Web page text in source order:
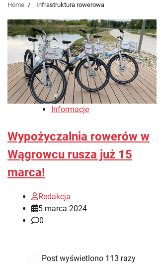
Home Infrastruktura rowerowa
Informacje
Wypożyczalnia rowerów w
Wągrowcu rusza już 15
marca!
Redakcja
5 marca 2024
0
Post wyświetlono 113 razy